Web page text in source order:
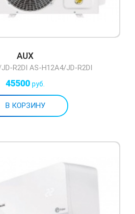
AUX
R2DI AS-H12A4/JD-R2DI
45500 руб.